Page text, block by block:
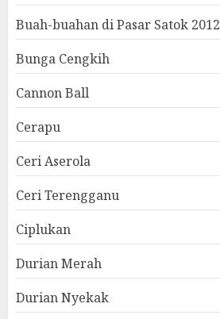
Buah-buahan di Pasar Satok 2012
Bunga Cengkih
Cannon Ball
Cerapu
Ceri Aserola
Ceri Terengganu
Ciplukan
Durian Merah
Durian Nyekak